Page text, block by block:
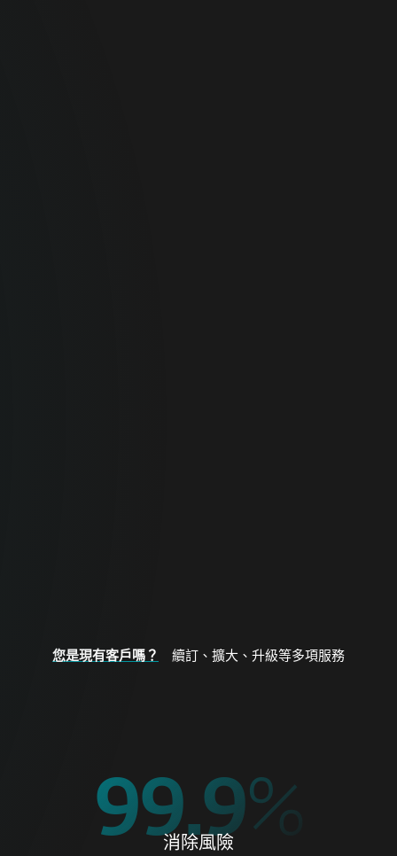
您是現有客戶嗎？ 續訂、擴大、升級等多項服務
99.9%
消除風險